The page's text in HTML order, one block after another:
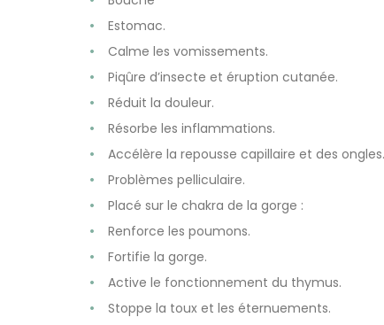
Estomac.
Calme les vomissements.
Piqûre d’insecte et éruption cutanée.
Réduit la douleur.
Résorbe les inflammations.
Accélère la repousse capillaire et des ongles.
Problèmes pelliculaire.
Placé sur le chakra de la gorge :
Renforce les poumons.
Fortifie la gorge.
Active le fonctionnement du thymus.
Stoppe la toux et les éternuements.